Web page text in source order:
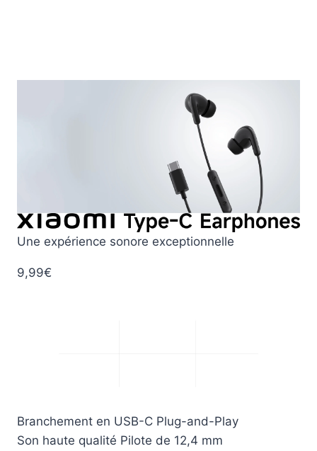
Une expérience sonore exceptionnelle
9,99€
Branchement en USB-C Plug-and-Play
Son haute qualité Pilote de 12,4 mm